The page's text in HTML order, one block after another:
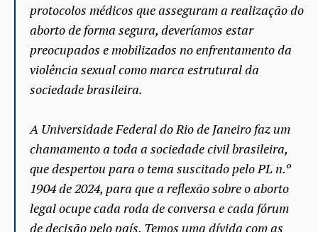
protocolos médicos que asseguram a realização do
aborto de forma segura, deveríamos estar
preocupados e mobilizados no enfrentamento da
violência sexual como marca estrutural da
sociedade brasileira.
A Universidade Federal do Rio de Janeiro faz um
chamamento a toda a sociedade civil brasileira,
que despertou para o tema suscitado pelo PL n.º
1904 de 2024, para que a reflexão sobre o aborto
legal ocupe cada roda de conversa e cada fórum
de decisão pelo país. Temos uma dívida com as